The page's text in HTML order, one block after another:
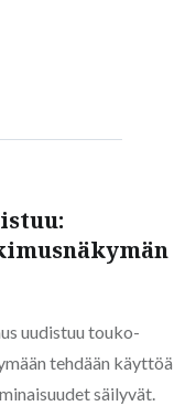
uudistuu touko-
tehdään käyttöä
säilyvät.